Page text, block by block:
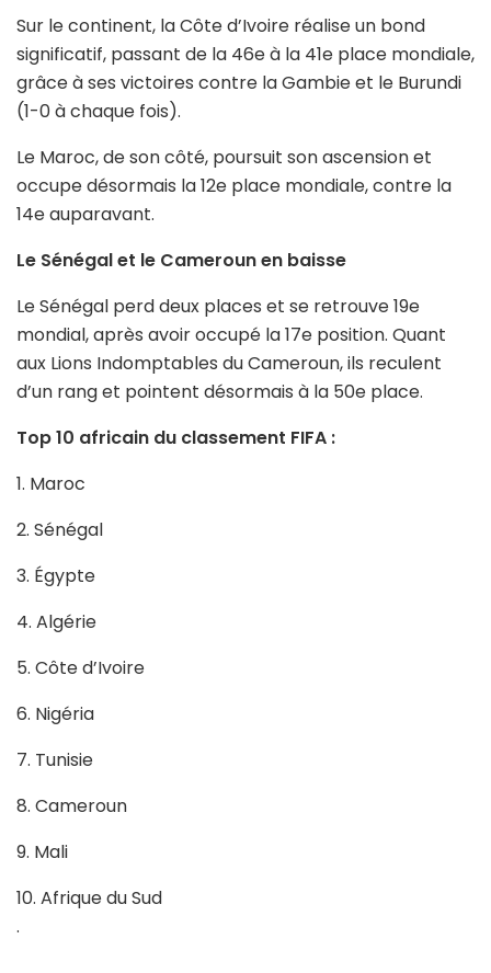
Sur le continent, la Côte d’Ivoire réalise un bond
significatif, passant de la 46e à la 41e place mondiale,
grâce à ses victoires contre la Gambie et le Burundi
(1-0 à chaque fois).
Le Maroc, de son côté, poursuit son ascension et
occupe désormais la 12e place mondiale, contre la
14e auparavant.
Le Sénégal et le Cameroun en baisse
Le Sénégal perd deux places et se retrouve 19e
mondial, après avoir occupé la 17e position. Quant
aux Lions Indomptables du Cameroun, ils reculent
d’un rang et pointent désormais à la 50e place.
Top 10 africain du classement FIFA :
1. Maroc
2. Sénégal
3. Égypte
4. Algérie
5. Côte d’Ivoire
6. Nigéria
7. Tunisie
8. Cameroun
9. Mali
10. Afrique du Sud
.